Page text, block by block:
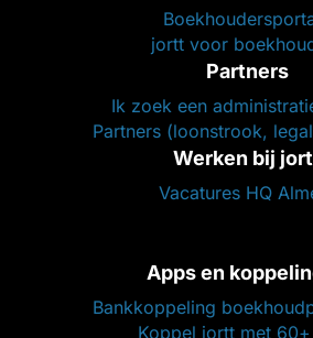
jortt voor
Partners
Ik zoek een
Partners (loonstrook,
Werken bij
Vacatures HQ
Apps en
Bankkoppeling
Koppel jortt met